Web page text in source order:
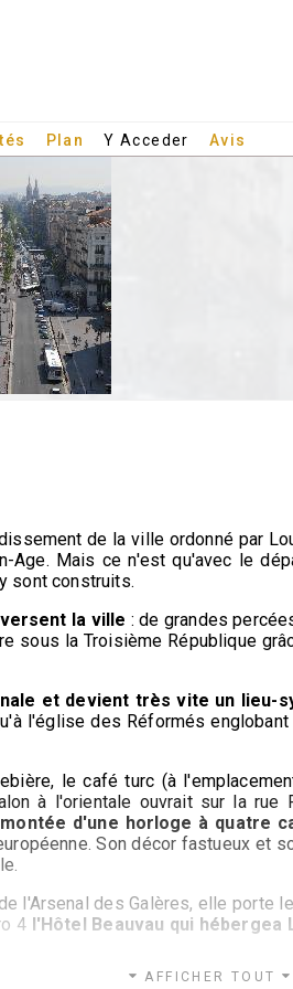
Plan Y Acceder Avis
de la ville ordonné par
Mais ce n'est qu'avec le
sont construits.
la ville : de grandes
sous la Troisième République
et devient très vite un lieu-
l'église des Réformés
le café turc (à
à l'orientale ouvrait sur la
d'une horloge à quatre
Son décor fastueux et
l'Arsenal des Galères, elle porte
4 l'Hôtel Beauvau qui hébergea
de théâtre et d'opéra.AFFICHER TOUT